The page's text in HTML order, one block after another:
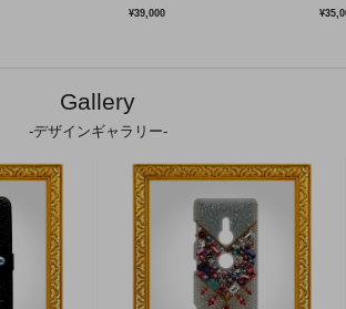
¥39,000
Gallery
-デザインギャラリー-